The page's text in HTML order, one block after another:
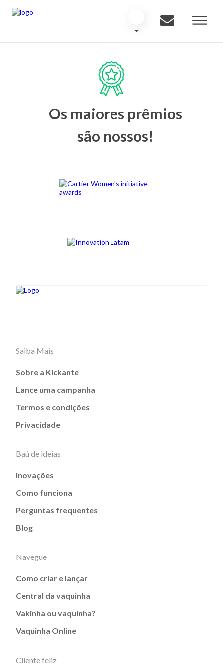
Os maiores prêmios
são nossos!
Saiba Mais
Sobre a Kickante
Lance uma campanha
Termos e condições
Privacidade
Baú de ideias
Inovações
Como funciona
Perguntas frequentes
Blog
Navegue
Como criar e lançar
Central da vaquinha
Vakinha ou vaquinha?
Vaquinha Online
Cliente feliz